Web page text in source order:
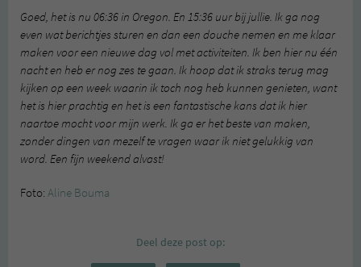
Goed, het is nu 06:36 in Oregon. En 15:36 uur bij jullie. Ik ga nog
even wat berichtjes sturen en dan een douche nemen en me klaar
maken voor een nieuwe dag vol met activiteiten. Ik ben hier nu één
nacht en heb er nog zes te gaan. Ik hoop dat ik straks terug mag
kijken op een week waarin ik toch nog heb kunnen genieten, want
het is hier prachtig en het is een fantastische kans dat ik hier
naartoe mocht voor mijn werk. Ik ga er het beste van maken,
zonder dingen van mezelf te vragen waar ik niet gelukkig van
word. Een fijn weekend alvast!
Foto: Aline Bouma
Deel deze post op: